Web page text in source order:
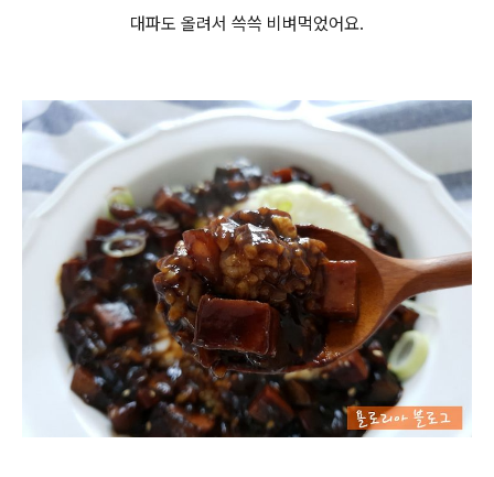
대파도 올려서 쓱쓱 비벼먹었어요.